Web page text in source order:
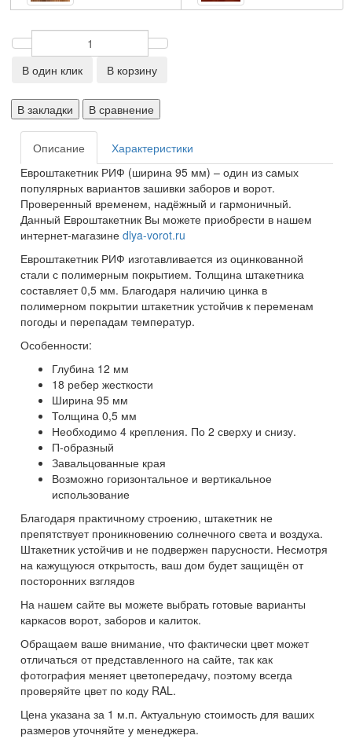
В один клик В корзину
В закладки В сравнение
Описание
Характеристики
Евроштакетник РИФ (ширина 95 мм) – один из самых
популярных вариантов зашивки заборов и ворот.
Проверенный временем, надёжный и гармоничный.
Данный Евроштакетник Вы можете приобрести в нашем
интернет-магазине dlya-vorot.ru
Евроштакетник РИФ изготавливается из оцинкованной
стали с полимерным покрытием. Толщина штакетника
составляет 0,5 мм. Благодаря наличию цинка в
полимерном покрытии штакетник устойчив к переменам
погоды и перепадам температур.
Особенности:
Глубина 12 мм
18 ребер жесткости
Ширина 95 мм
Толщина 0,5 мм
Необходимо 4 крепления. По 2 сверху и снизу.
П-образный
Завальцованные края
Возможно горизонтальное и вертикальное
использование
Благодаря практичному строению, штакетник не
препятствует проникновению солнечного света и воздуха.
Штакетник устойчив и не подвержен парусности. Несмотря
на кажущуюся открытость, ваш дом будет защищён от
посторонних взглядов
На нашем сайте вы можете выбрать готовые варианты
каркасов ворот, заборов и калиток.
Обращаем ваше внимание, что фактически цвет может
отличаться от представленного на сайте, так как
фотография меняет цветопередачу, поэтому всегда
проверяйте цвет по коду RAL.
Цена указана за 1 м.п. Актуальную стоимость для ваших
размеров уточняйте у менеджера.